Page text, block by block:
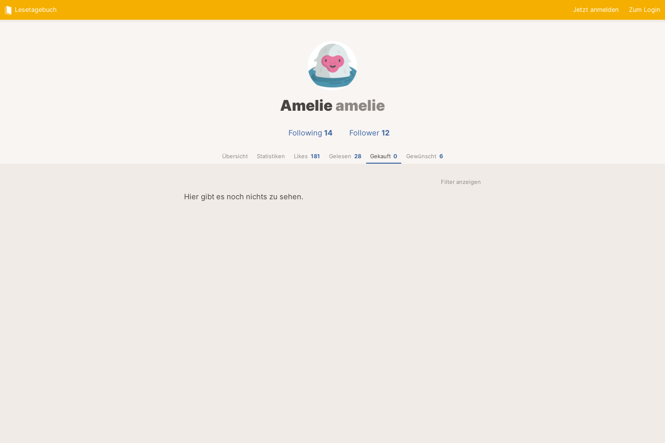
Lesetagebuch Jetzt anmelden Zum Login
Amelieamelie
Following 14 Follower 12
Übersicht Statistiken Likes 181 Gelesen 28 Gekauft 0 Gewünscht 6
Filter anzeigen
Hier gibt es noch nichts zu sehen.